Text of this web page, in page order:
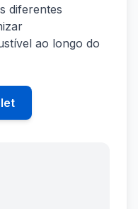
diferentes
ao longo do